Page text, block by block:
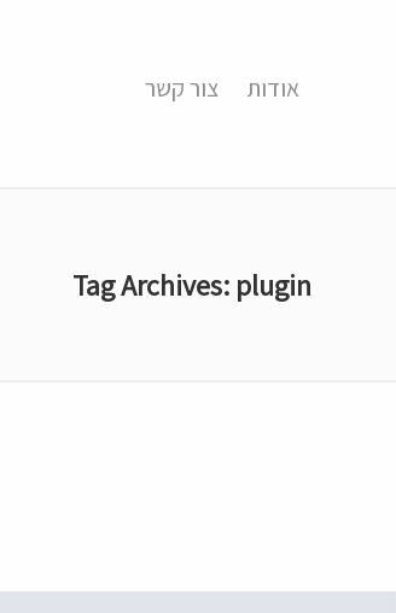
אודות צור קשר
Tag Archives: plugin